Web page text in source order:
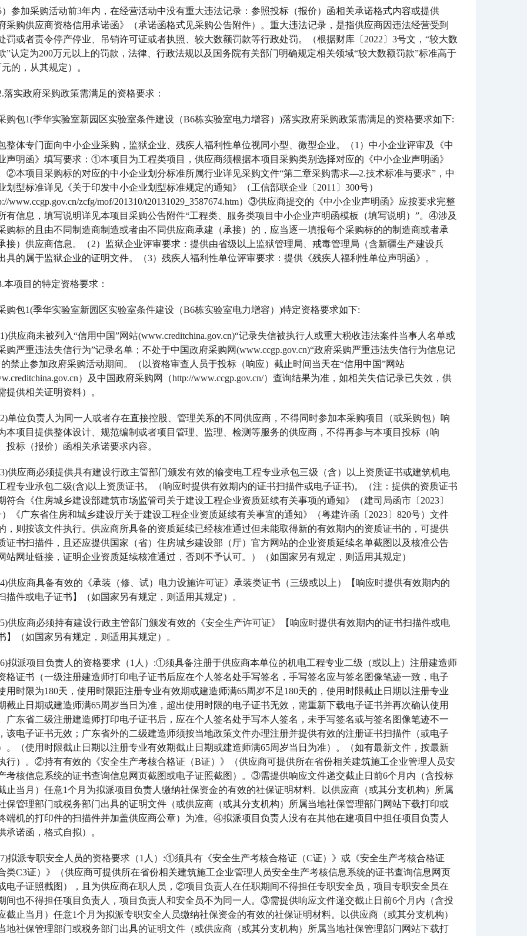
）参加采购活动前3年内，在经营活动中没有重大违法记录：参照投标（报价）函相关承诺格式内容或提供
采购供应商资格信用承诺函》（承诺函格式见采购公告附件）。重大违法记录，是指供应商因违法经营受到
罚或者责令停产停业、吊销许可证或者执照、较大数额罚款等行政处罚。（根据财库〔2022〕3号文，“较大数
”认定为200万元以上的罚款，法律、行政法规以及国务院有关部门明确规定相关领域“较大数额罚款”标准高于
的，从其规定）。
落实政府采购政策需满足的资格要求：
购包1(季华实验室新园区实验室条件建设（B6栋实验室电力增容）)落实政府采购政策需满足的资格要求如下:
整体专门面向中小企业采购，监狱企业、残疾人福利性单位视同小型、微型企业。（1）中小企业评审及《中
声明函》填写要求：①本项目为工程类项目，供应商须根据本项目采购类别选择对应的《中小企业声明函》
②本项目采购标的对应的中小企业划分标准所属行业详见采购文件“第二章采购需求—2.技术标准与要求”，中
划型标准详见《关于印发中小企业划型标准规定的通知》（工信部联企业〔2011〕300号）
www.ccgp.gov.cn/zcfg/mof/201310/t20131029_3587674.htm）③供应商提交的《中小企业声明函》应按要求完整
有信息，填写说明详见本项目采购公告附件“工程类、服务类项目中小企业声明函模板（填写说明）”。④涉及
购标的且由不同制造商制造或者由不同供应商承建（承接）的，应当逐一填报每个采购标的的制造商或者承
接）供应商信息。（2）监狱企业评审要求：提供由省级以上监狱管理局、戒毒管理局（含新疆生产建设兵
具的属于监狱企业的证明文件。（3）残疾人福利性单位评审要求：提供《残疾人福利性单位声明函》。
本项目的特定资格要求：
购包1(季华实验室新园区实验室条件建设（B6栋实验室电力增容）)特定资格要求如下:
供应商未被列入“信用中国”网站(www.creditchina.gov.cn)“记录失信被执行人或重大税收违法案件当事人名单或
购严重违法失信行为”记录名单；不处于中国政府采购网(www.ccgp.gov.cn)“政府采购严重违法失信行为信息记
禁止参加政府采购活动期间。（以资格审查人员于投标（响应）截止时间当天在“信用中国”网站
）及中国政府采购网（http://www.ccgp.gov.cn/）查询结果为准，如相关失信记录已失效，供
提供相关证明资料）。
单位负责人为同一人或者存在直接控股、管理关系的不同供应商，不得同时参加本采购项目（或采购包）响
本项目提供整体设计、规范编制或者项目管理、监理、检测等服务的供应商，不得再参与本项目投标（响
投标（报价）函相关承诺要求内容。
供应商必须提供具有建设行政主管部门颁发有效的输变电工程专业承包三级（含）以上资质证书或建筑机电
程专业承包二级(含)以上资质证书。（响应时提供有效期内的证书扫描件或电子证书)。（注：提供的资质证书
符合《住房城乡建设部建筑市场监管司关于建设工程企业资质延续有关事项的通知》（建司局函市〔2023〕
）《广东省住房和城乡建设厅关于建设工程企业资质延续有关事宜的通知》（粤建许函〔2023〕820号）文件
，则按该文件执行。供应商所具备的资质延续已经核准通过但未能取得新的有效期内的资质证书的，可提供
证书扫描件，且还应提供国家（省）住房城乡建设部（厅）官方网站的企业资质延续名单截图以及核准公告
站网址链接，证明企业资质延续核准通过，否则不予认可。）（如国家另有规定，则适用其规定）
供应商具备有效的《承装（修、试）电力设施许可证》承装类证书（三级或以上）【响应时提供有效期内的
描件或电子证书】（如国家另有规定，则适用其规定）。
供应商必须持有建设行政主管部门颁发有效的《安全生产许可证》【响应时提供有效期内的证书扫描件或电
】（如国家另有规定，则适用其规定）。
拟派项目负责人的资格要求（1人）:①须具备注册于供应商本单位的机电工程专业二级（或以上）注册建造师
格证书（一级注册建造师打印电子证书后应在个人签名处手写签名，手写签名应与签名图像笔迹一致，电子
用时限为180天，使用时限距注册专业有效期或建造师满65周岁不足180天的，使用时限截止日期以注册专业
截止日期或建造师满65周岁当日为准，超出使用时限的电子证书无效，需重新下载电子证书并再次确认使用
广东省二级注册建造师打印电子证书后，应在个人签名处手写本人签名，未手写签名或与签名图像笔迹不一
该电子证书无效；广东省外的二级建造师须按当地政策文件办理注册并提供有效的注册证书扫描件（或电子
。（使用时限截止日期以注册专业有效期截止日期或建造师满65周岁当日为准）。（如有最新文件，按最新
行）。②持有有效的《安全生产考核合格证（B证）》（供应商可提供所在省份相关建筑施工企业管理人员安
考核信息系统的证书查询信息网页截图或电子证照截图）。③需提供响应文件递交截止日前6个月内（含投标
止当月）任意1个月为拟派项目负责人缴纳社保资金的有效的社保证明材料。以供应商（或其分支机构）所属
保管理部门或税务部门出具的证明文件（或供应商（或其分支机构）所属当地社保管理部门网站下载打印或
端机的打印件的扫描件并加盖供应商公章）为准。④拟派项目负责人没有在其他在建项目中担任项目负责人
承诺函，格式自拟）。
拟派专职安全人员的资格要求（1人）:①须具有《安全生产考核合格证（C证）》或《安全生产考核合格证
类C3证）》（供应商可提供所在省份相关建筑施工企业管理人员安全生产考核信息系统的证书查询信息网页
电子证照截图），且为供应商在职人员，②项目负责人在任职期间不得担任专职安全员，项目专职安全员在
间也不得担任项目负责人，项目负责人和安全员不为同一人。③需提供响应文件递交截止日前6个月内（含投
截止当月）任意1个月为拟派专职安全人员缴纳社保资金的有效的社保证明材料。以供应商（或其分支机构）
地社保管理部门或税务部门出具的证明文件（或供应商（或其分支机构）所属当地社保管理部门网站下载打